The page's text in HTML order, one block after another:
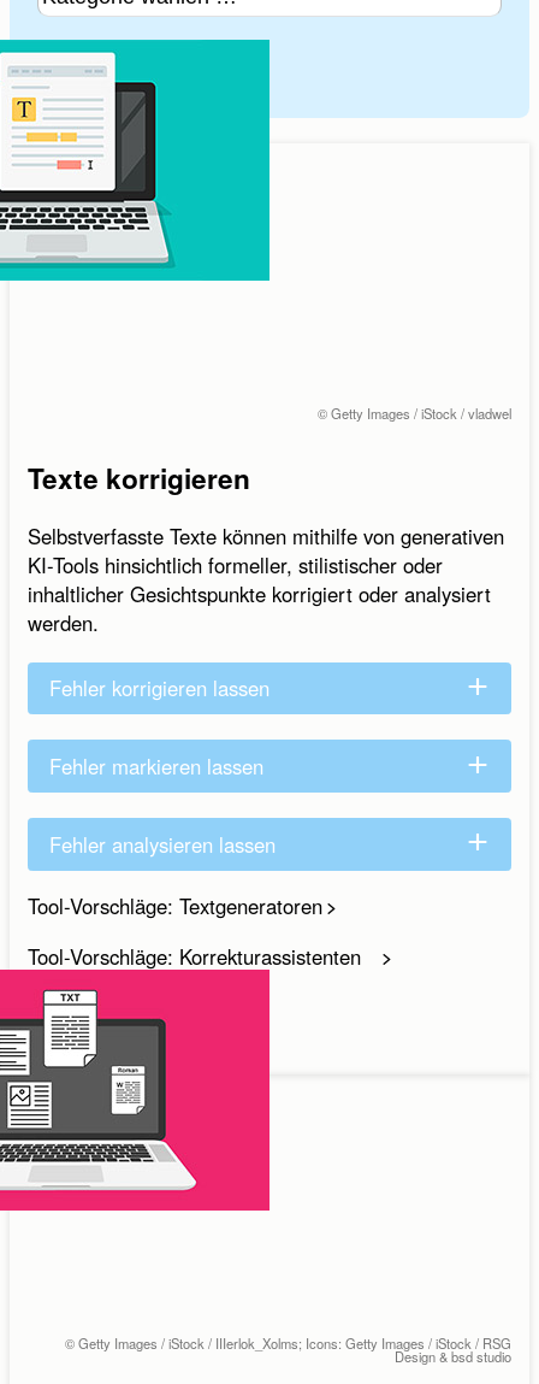
© Getty Images / iStock / vladwel
Texte korrigieren
Selbstverfasste Texte können mithilfe von generativen
KI-Tools hinsichtlich formeller, stilistischer oder
inhaltlicher Gesichtspunkte korrigiert oder analysiert
werden.
Fehler korrigieren lassen
Fehler markieren lassen
Fehler analysieren lassen
Tool-Vorschläge: Textgeneratoren
Tool-Vorschläge: Korrekturassistenten
Schreiben
© Getty Images / iStock / IIIerlok_Xolms; Icons: Getty Images / iStock / RSG
Design & bsd studio